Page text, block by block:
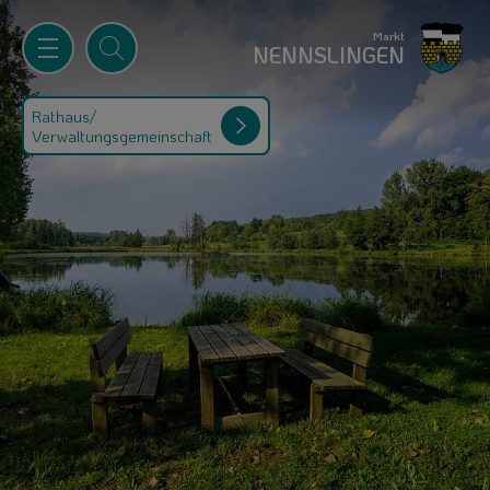
Markt
NENNSLINGEN
Rathaus/
Verwaltungsgemeinschaft